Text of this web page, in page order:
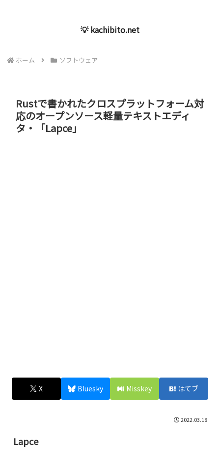
💡 kachibito.net
ホーム ソフトウェア
Rustで書かれたクロスプラットフォーム対
応のオープンソース軽量テキストエディ
タ・「Lapce」
X Bluesky Misskey はてブ
2022.03.18
Lapce